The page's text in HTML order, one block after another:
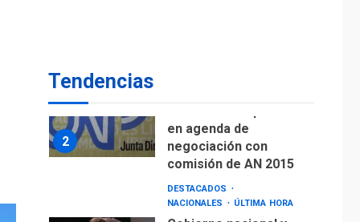
Tendencias
respaldaron desde el
primer momento tras
terremotos del 24J
asegura Gustavo
Duque